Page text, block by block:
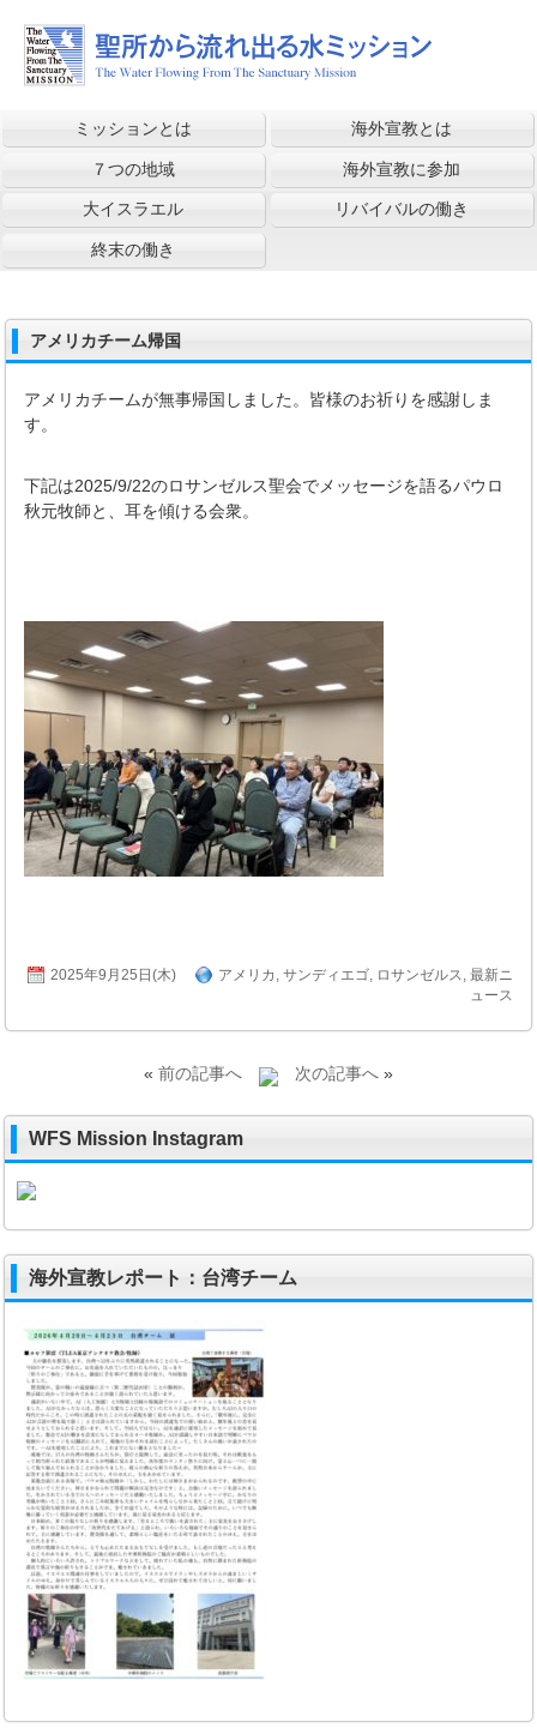
ミッションとは 海外宣教とは
７つの地域 海外宣教に参加
大イスラエル リバイバルの働き
終末の働き
アメリカチーム帰国
アメリカチームが無事帰国しました。皆様のお祈りを感謝しま
す。
下記は2025/9/22のロサンゼルス聖会でメッセージを語るパウロ
秋元牧師と、耳を傾ける会衆。
2025年9月25日(木) アメリカ , サンディエゴ, ロサンゼルス, 最新ニ
ュース
« 前の記事へ 次の記事へ »
WFS Mission Instagram
海外宣教レポート：台湾チーム